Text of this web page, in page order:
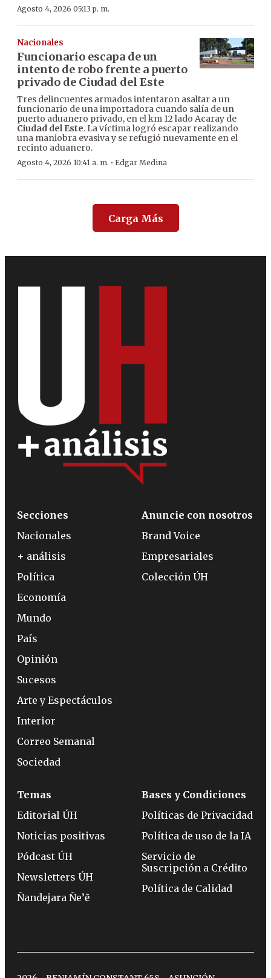
Agosto 4, 2026 05:13 p. m.
Nacionales
Funcionario escapa de un
intento de robo frente a puerto
privado de Ciudad del Este
Tres delincuentes armados intentaron asaltar a un
funcionario de una importadora cuando salía de un
puerto aduanero privado, en el km 12 lado Acaray de
Ciudad del Este. La víctima logró escapar realizando
una maniobra evasiva y se refugió nuevamente en el
recinto aduanero.
Agosto 4, 2026 10:41 a. m. · Edgar Medina
Carga Más
Secciones
Nacionales
+ análisis
Política
Economía
Mundo
País
Opinión
Sucesos
Arte y Espectáculos
Interior
Correo Semanal
Sociedad
Anuncie con nosotros
Brand Voice
Empresariales
Colección ÚH
Temas
Editorial ÚH
Noticias positivas
Pódcast ÚH
Newsletters ÚH
Ñandejara Ñe’ẽ
Bases y Condiciones
Políticas de Privacidad
Política de uso de la IA
Servicio de
Suscripción a Crédito
Política de Calidad